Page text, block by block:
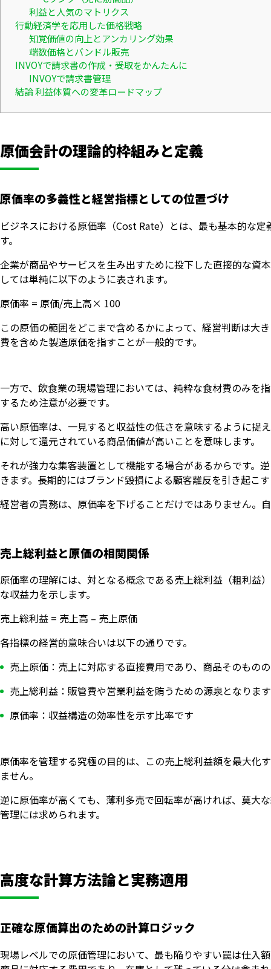
利益と人気のマトリクス
行動経済学を応用した価格戦略
知覚価値の向上とアンカリング効果
端数価格とバンドル販売
INVOYで請求書の作成・受取をかんたんに
INVOYで請求書管理
結論 利益体質への変革ロードマップ
原価会計の理論的枠組みと定義
原価率の多義性と経営指標としての位置づけ
ビジネスにおける原価率（Cost Rate）とは、最も基本的な
す。
企業が商品やサービスを生み出すために投下した直接的な資
しては単純に以下のように表されます。
原価率 = 原価/売上高× 100
この原価の範囲をどこまで含めるかによって、経営判断は大
費を含めた製造原価を指すことが一般的です。
一方で、飲食業の現場管理においては、純粋な食材費のみを
するため注意が必要です。
高い原価率は、一見すると収益性の低さを意味するように捉
に対して還元されている商品価値が高いことを意味します。
それが強力な集客装置として機能する場合があるからです。
きます。長期的にはブランド毀損による顧客離反を引き起こ
経営者の責務は、原価率を下げることだけではありません。
売上総利益と原価の相関関係
原価率の理解には、対となる概念である売上総利益（粗利益
な収益力を示します。
売上総利益 = 売上高 – 売上原価
各指標の経営的意味合いは以下の通りです。
売上原価：売上に対応する直接費用であり、商品そのもの
売上総利益：販管費や営業利益を賄うための源泉となります
原価率：収益構造の効率性を示す比率です
原価率を管理する究極の目的は、この売上総利益額を最大化
ません。
逆に原価率が高くても、薄利多売で回転率が高ければ、莫大
管理には求められます。
高度な計算方法論と実務適用
正確な原価算出のための計算ロジック
現場レベルでの原価管理において、最も陥りやすい罠は仕入